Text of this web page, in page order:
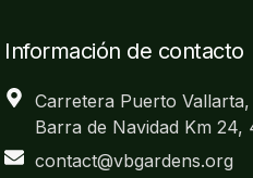
Información de contacto
Carretera Puerto
Barra de Navidad Km 24,
contact@vbgardens.org